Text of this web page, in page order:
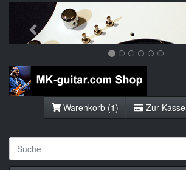
Previous
Warenkorb (1) Zur Kasse